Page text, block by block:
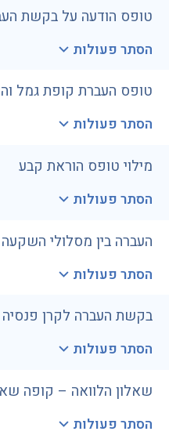
טופס הודעה על בקשת
הסתר פעולות
טופס העברת קופת גמל
הסתר פעולות
מילוי טופס הוראת קבע
הסתר פעולות
העברה בין מסלולי
הסתר פעולות
בקשת העברה לקרן פנסיה
הסתר פעולות
שאלון הלוואה – קופה
הסתר פעולות